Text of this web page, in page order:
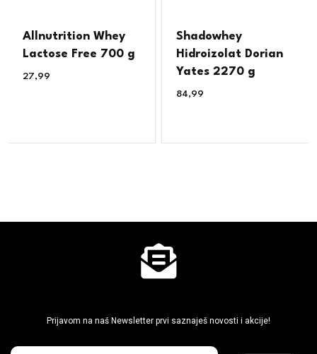
Allnutrition Whey
Lactose Free 700 g
27,99
Shadowhey
Hidroizolat Dorian
Yates 2270 g
84,99
Prijavom na naš Newsletter prvi saznaješ novosti i akcije!